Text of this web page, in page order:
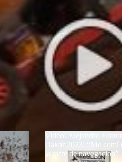
Video: Alejandro
Dakar 2023: “Me comí
la torre de navegación”